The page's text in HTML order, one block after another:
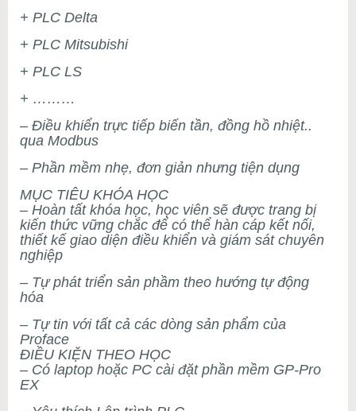
+ PLC Delta
+ PLC Mitsubishi
+ PLC LS
+ ………
– Điều khiển trực tiếp biến tần, đồng hồ nhiệt..
qua Modbus
– Phần mềm nhẹ, đơn giản nhưng tiện dụng
MỤC TIÊU KHÓA HỌC
– Hoàn tất khóa học, học viên sẽ được trang bị
kiến thức vững chắc để có thể hàn cáp kết nối,
thiết kế giao diện điều khiển và giám sát chuyên
nghiệp
– Tự phát triển sản phầm theo hướng tự động
hóa
– Tự tin với tất cả các dòng sản phẩm của
Proface
ĐIỀU KIỆN THEO HỌC
– Có laptop hoặc PC cài đặt phần mềm GP-Pro
EX